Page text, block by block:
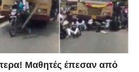
Μαθητές έπεσαν από